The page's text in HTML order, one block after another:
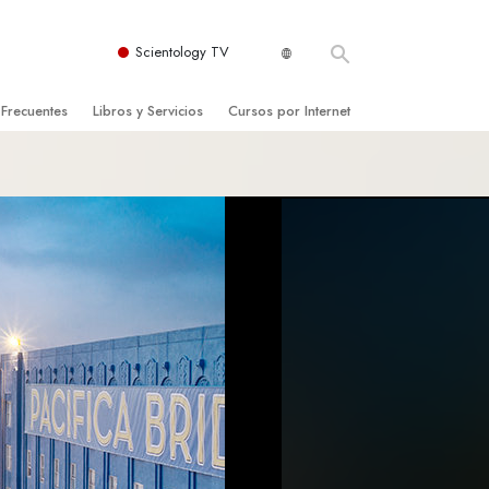
Scientology TV
una Iglesia
Libros y Servicios
Iniciales
Cursos por Internet
Las Dinámicas de la Existencia
Los Componentes de la Comprensión
Ayudas para Enfermedades y Lesiones
La Integridad y la Honestidad
El Matrimonio
La Escala Tonal Emocional